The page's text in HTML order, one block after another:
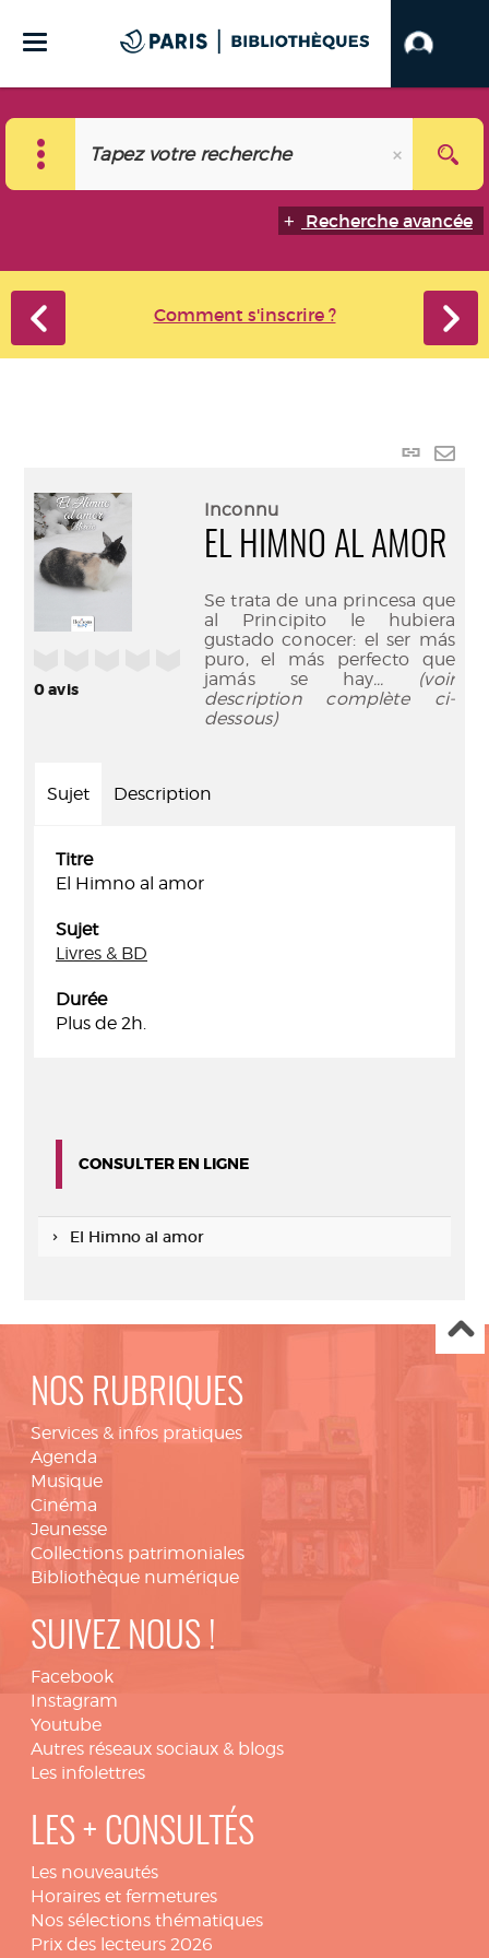
Recherche avancée
Comment s'inscrire ?
Lien
mail
0avis
Inconnu
EL HIMNO AL AMOR
Se trata de una princesa que
al Principito le hubiera
gustado conocer: el ser más
puro, el más perfecto que
jamás se hay... (voir
description complète ci-
dessous)
Sujet Description
Titre
El Himno al amor
Sujet
Livres & BD
Durée
Plus de 2h.
CONSULTER EN LIGNE
El Himno al amor
NOS RUBRIQUES
Services & infos pratiques
Agenda
Musique
Cinéma
Jeunesse
Collections patrimoniales
Bibliothèque numérique
SUIVEZ NOUS !
Facebook
Instagram
Youtube
Autres réseaux sociaux & blogs
Les infolettres
LES + CONSULTÉS
Les nouveautés
Horaires et fermetures
Nos sélections thématiques
Prix des lecteurs 2026